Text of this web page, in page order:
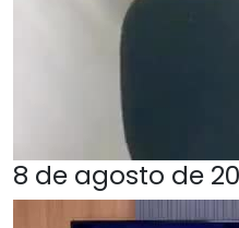
8 de agosto de